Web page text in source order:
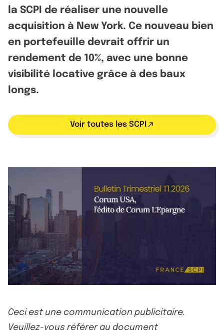
la SCPI de réaliser une nouvelle
acquisition à New York. Ce nouveau bien
en portefeuille devrait offrir un
rendement de 10%, avec une bonne
visibilité locative grâce à des baux
longs.
Voir toutes les SCPI
Ceci est une communication publicitaire.
Veuillez-vous référer au document